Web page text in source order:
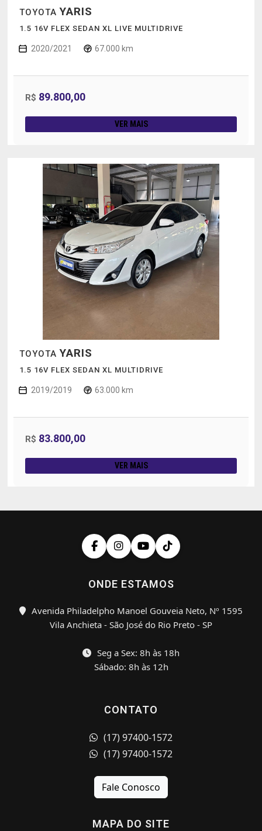
TOYOTA YARIS
1.5 16V FLEX SEDAN XL LIVE MULTIDRIVE
2020/2021 67.000 km
R$ 89.800,00
VER MAIS
TOYOTA YARIS
1.5 16V FLEX SEDAN XL MULTIDRIVE
2019/2019 63.000 km
R$ 83.800,00
VER MAIS
ONDE ESTAMOS
Avenida Philadelpho Manoel Gouveia Neto, Nº 1595
Vila Anchieta - São José do Rio Preto - SP
Seg a Sex: 8h às 18h
Sábado: 8h às 12h
CONTATO
(17) 97400-1572
(17) 97400-1572
Fale Conosco
MAPA DO SITE